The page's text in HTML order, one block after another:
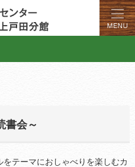
をご案内しています。
館の総合案内サイト
書会～
テーマにおしゃべりを楽しむカ